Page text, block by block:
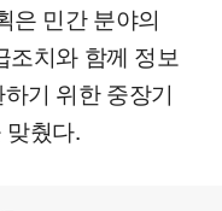
은 민간 분야의
조치와 함께 정보
기 위한 중장기
맞췄다.